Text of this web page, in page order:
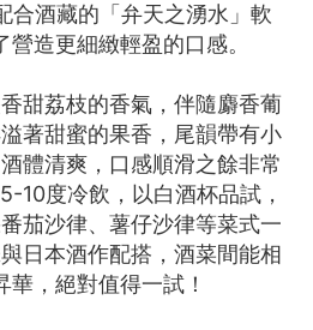
合酒藏的「弁天之湧水」軟
造更細緻輕盈的口感。
甜荔枝的香氣，伴隨麝香葡
著甜蜜的果香，尾韻帶有小
體清爽，口感順滑之餘非常
10度冷飲，以白酒杯品試，
茄沙律、薯仔沙律等菜式一
日本酒作配搭，酒菜間能相
華，絕對值得一試！